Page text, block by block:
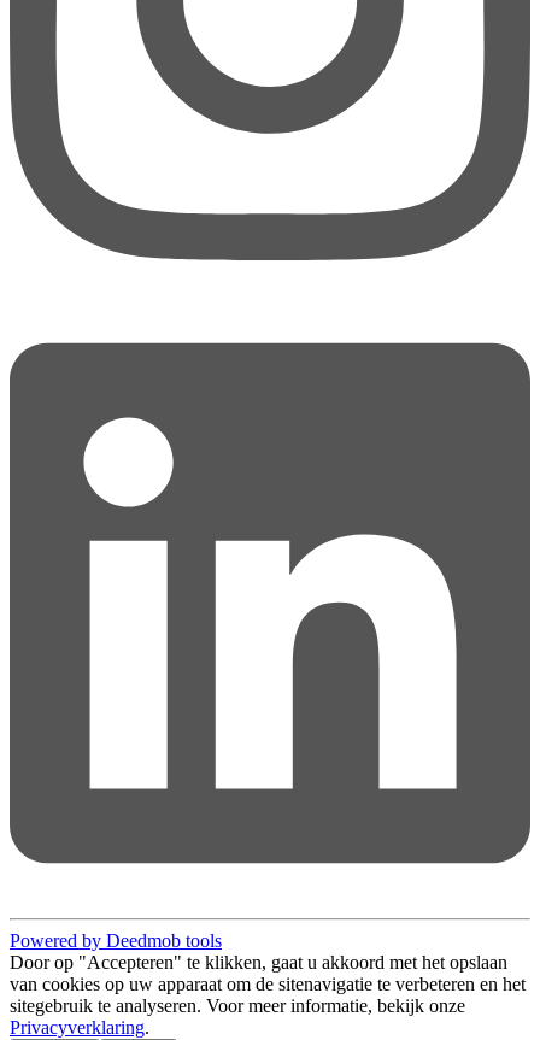
Powered by Deedmob tools
Door op "Accepteren" te klikken, gaat u akkoord met het opslaan
van cookies op uw apparaat om de sitenavigatie te verbeteren en het
sitegebruik te analyseren. Voor meer informatie, bekijk onze
Privacyverklaring.